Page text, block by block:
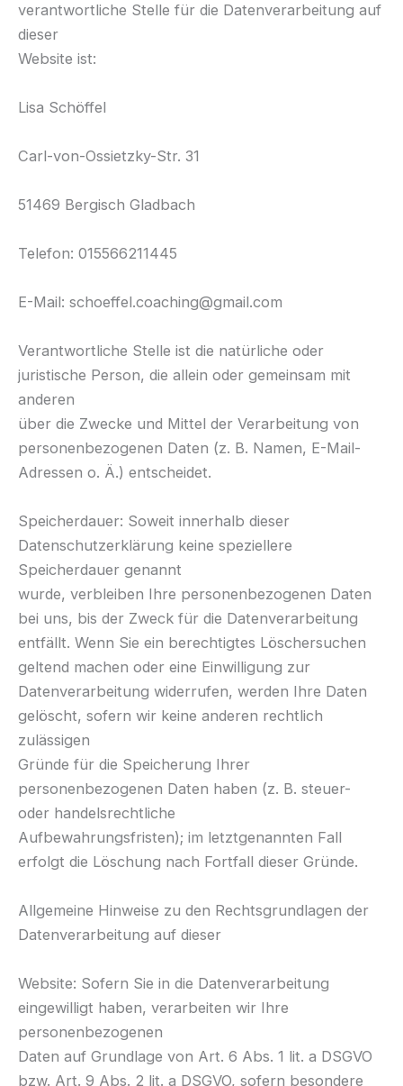
verantwortliche Stelle für die Datenverarbeitung auf
dieser
Website ist:
Lisa Schöffel
Carl-von-Ossietzky-Str. 31
51469 Bergisch Gladbach
Telefon: 015566211445
E-Mail: schoeffel.coaching@gmail.com
Verantwortliche Stelle ist die natürliche oder
juristische Person, die allein oder gemeinsam mit
anderen
über die Zwecke und Mittel der Verarbeitung von
personenbezogenen Daten (z. B. Namen, E-Mail-
Adressen o. Ä.) entscheidet.
Speicherdauer: Soweit innerhalb dieser
Datenschutzerklärung keine speziellere
Speicherdauer genannt
wurde, verbleiben Ihre personenbezogenen Daten
bei uns, bis der Zweck für die Datenverarbeitung
entfällt. Wenn Sie ein berechtigtes Löschersuchen
geltend machen oder eine Einwilligung zur
Datenverarbeitung widerrufen, werden Ihre Daten
gelöscht, sofern wir keine anderen rechtlich
zulässigen
Gründe für die Speicherung Ihrer
personenbezogenen Daten haben (z. B. steuer-
oder handelsrechtliche
Aufbewahrungsfristen); im letztgenannten Fall
erfolgt die Löschung nach Fortfall dieser Gründe.
Allgemeine Hinweise zu den Rechtsgrundlagen der
Datenverarbeitung auf dieser
Website: Sofern Sie in die Datenverarbeitung
eingewilligt haben, verarbeiten wir Ihre
personenbezogenen
Daten auf Grundlage von Art. 6 Abs. 1 lit. a DSGVO
bzw. Art. 9 Abs. 2 lit. a DSGVO, sofern besondere